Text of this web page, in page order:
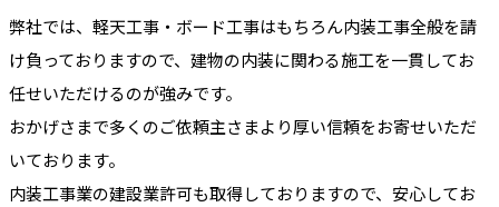
弊社では、軽天工事・ボード工事はもちろん内装工事全般を請
け負っておりますので、建物の内装に関わる施工を一貫してお
任せいただけるのが強みです。
おかげさまで多くのご依頼主さまより厚い信頼をお寄せいただ
いております。
内装工事業の建設業許可も取得しておりますので、安心してお